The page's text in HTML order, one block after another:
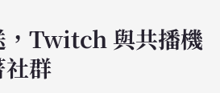
，Twitch 與共播機
群